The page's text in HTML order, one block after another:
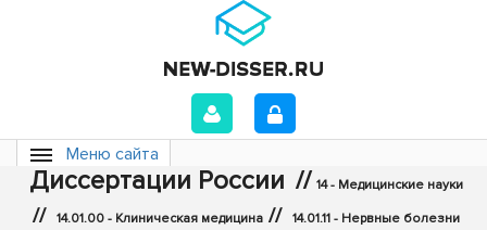
Меню сайта
Диссертации России // 14 - Медицинские науки
// 14.01.00 - Клиническая медицина // 14.01.11 - Нервные болезни